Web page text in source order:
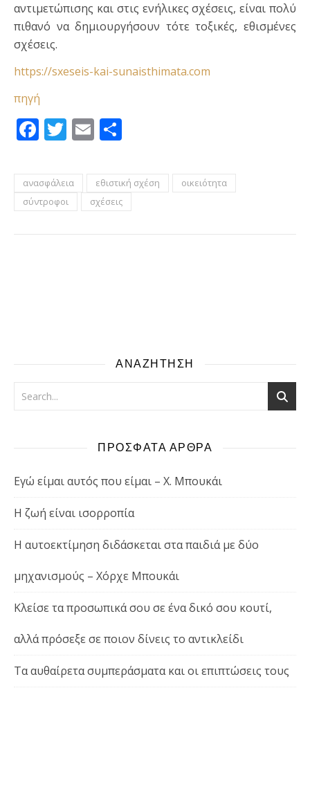
αντιμετώπισης και στις ενήλικες σχέσεις, είναι πολύ
πιθανό να δημιουργήσουν τότε τοξικές, εθισμένες
σχέσεις.
https://sxeseis-kai-sunaisthimata.com
πηγή
Facebook
Twitter
Email
ανασφάλεια εθιστική σχέση
οικειότητα
σύντροφοι
σχέσεις
ΑΝΑΖΗΤΗΣΗ
ΠΡΟΣΦΑΤΑ ΑΡΘΡΑ
Εγώ είμαι αυτός που είμαι – Χ. Μπουκάι
Η ζωή είναι ισορροπία
Η αυτοεκτίμηση διδάσκεται στα παιδιά με δύο
μηχανισμούς – Χόρχε Μπουκάι
Κλείσε τα προσωπικά σου σε ένα δικό σου κουτί,
αλλά πρόσεξε σε ποιον δίνεις το αντικλείδι
Τα αυθαίρετα συμπεράσματα και οι επιπτώσεις τους